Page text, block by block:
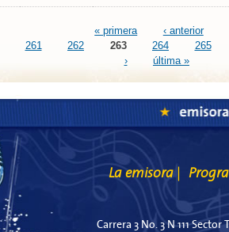
« primera
‹ anterior
261 262 263 264
265
›
última »
La emisora
Carrera 3 No. 3 N 111